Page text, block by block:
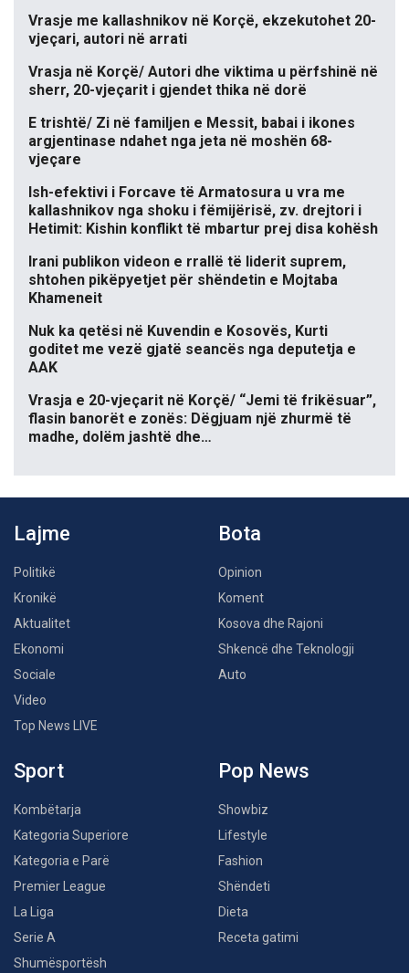
Vrasje me kallashnikov në Korçë, ekzekutohet 20-
vjeçari, autori në arrati
Vrasja në Korçë/ Autori dhe viktima u përfshinë në
sherr, 20-vjeçarit i gjendet thika në dorë
E trishtë/ Zi në familjen e Messit, babai i ikones
argjentinase ndahet nga jeta në moshën 68-
vjeçare
Ish-efektivi i Forcave të Armatosura u vra me
kallashnikov nga shoku i fëmijërisë, zv. drejtori i
Hetimit: Kishin konflikt të mbartur prej disa kohësh
Irani publikon videon e rrallë të liderit suprem,
shtohen pikëpyetjet për shëndetin e Mojtaba
Khameneit
Nuk ka qetësi në Kuvendin e Kosovës, Kurti
goditet me vezë gjatë seancës nga deputetja e
AAK
Vrasja e 20-vjeçarit në Korçë/ “Jemi të frikësuar”,
flasin banorët e zonës: Dëgjuam një zhurmë të
madhe, dolëm jashtë dhe…
Lajme
Politikë
Kronikë
Aktualitet
Ekonomi
Sociale
Video
Top News LIVE
Bota
Opinion
Koment
Kosova dhe Rajoni
Shkencë dhe Teknologji
Auto
Sport
Kombëtarja
Kategoria Superiore
Kategoria e Parë
Premier League
La Liga
Serie A
Shumësportësh
Pop News
Showbiz
Lifestyle
Fashion
Shëndeti
Dieta
Receta gatimi